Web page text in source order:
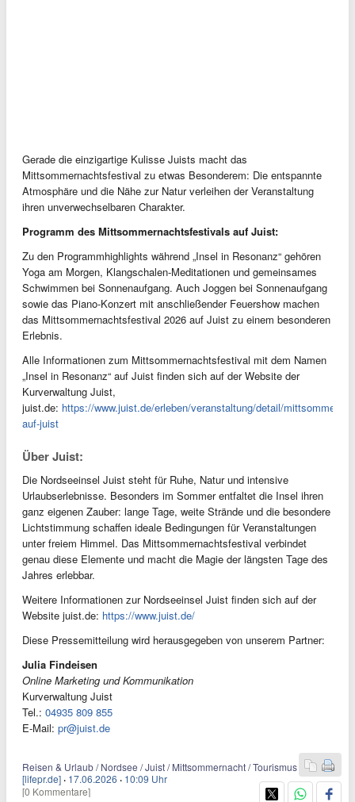
Gerade die einzigartige Kulisse Juists macht das
Mittsommernachtsfestival zu etwas Besonderem: Die entspannte
Atmosphäre und die Nähe zur Natur verleihen der Veranstaltung
ihren unverwechselbaren Charakter.
Programm des Mittsommernachtsfestivals auf Juist:
Zu den Programmhighlights während „Insel in Resonanz“ gehören
Yoga am Morgen, Klangschalen-Meditationen und gemeinsames
Schwimmen bei Sonnenaufgang. Auch Joggen bei Sonnenaufgang
sowie das Piano-Konzert mit anschließender Feuershow machen
das Mittsommernachtsfestival 2026 auf Juist zu einem besonderen
Erlebnis.
Alle Informationen zum Mittsommernachtsfestival mit dem Namen
„Insel in Resonanz“ auf Juist finden sich auf der Website der
Kurverwaltung Juist,
juist.de: https://www.juist.de/erleben/veranstaltung/detail/
auf-juist
Über Juist:
Die Nordseeinsel Juist steht für Ruhe, Natur und intensive
Urlaubserlebnisse. Besonders im Sommer entfaltet die Insel ihren
ganz eigenen Zauber: lange Tage, weite Strände und die besondere
Lichtstimmung schaffen ideale Bedingungen für Veranstaltungen
unter freiem Himmel. Das Mittsommernachtsfestival verbindet
genau diese Elemente und macht die Magie der längsten Tage des
Jahres erlebbar.
Weitere Informationen zur Nordseeinsel Juist finden sich auf der
Website juist.de: https://www.juist.de/
Diese Pressemitteilung wird herausgegeben von unserem Partner:
Julia Findeisen
Online Marketing und Kommunikation
Kurverwaltung Juist
Tel.: 04935 809 855
E-Mail: pr@juist.de
Reisen & Urlaub / Nordsee / Juist / Mittsommernacht / Tourismus
[lifepr.de] · 17.06.2026 · 10:09 Uhr
[0 Kommentare]